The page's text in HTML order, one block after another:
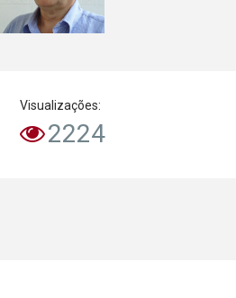
Visualizações:
2224